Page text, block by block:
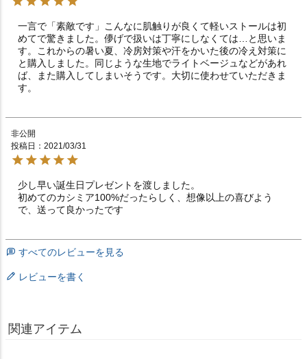
一言で「素敵です」こんなに肌触りが良くて軽いストールは初
めてで驚きました。儚げで扱いは丁寧にしなくては…と思いま
す。これからの暑い夏、冷房対策や汗をかいた後の冷え対策に
と購入しました。同じような生地でライトベージュなどがあれ
ば、また購入してしまいそうです。大切に使わせていただきま
す。
非公開
投稿日
2021/03/31
少し早い誕生日プレゼントを渡しました。
初めてのカシミア100%だったらしく、想像以上の喜びよう
で、送って良かったです
すべてのレビューを見る
レビューを書く
関連アイテム